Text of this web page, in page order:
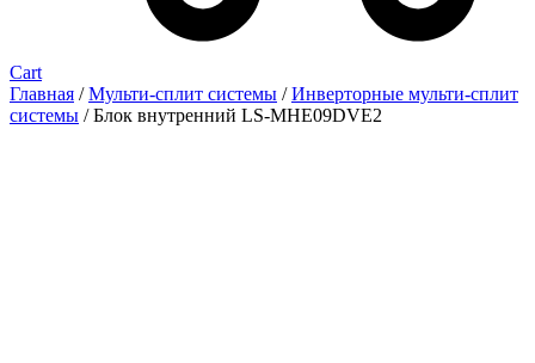
Cart
Главная /Мульти-сплит системы /Инверторные мульти-сплит
системы / Блок внутренний LS-MHE09DVE2